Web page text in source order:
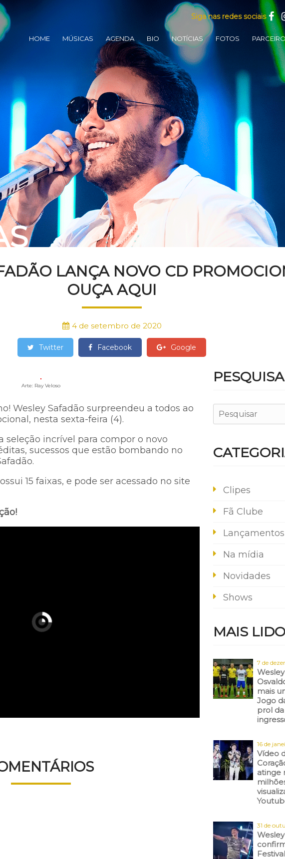
Siga nas redes sociais
HOME MÚSICAS AGENDA BIO NOTÍCIAS FOTOS
LANÇA NOVO CD
OUÇA AQUI
4 de setembro de 2020
Twitter Facebook Google
Arte: Ray Veloso
Wesley Safadão surpreendeu a todos ao
nesta sexta-feira (4).
seleção incrível para compor o novo
sucessos que estão bombando no
15 faixas, e pode ser acessado no site
Clipes
Fã Clube
Lançamentos
Na mídia
Novidades
Shows
MAIS
7 de
mais
Jogo
prol
16 de
Vídeo
atinge
31 de